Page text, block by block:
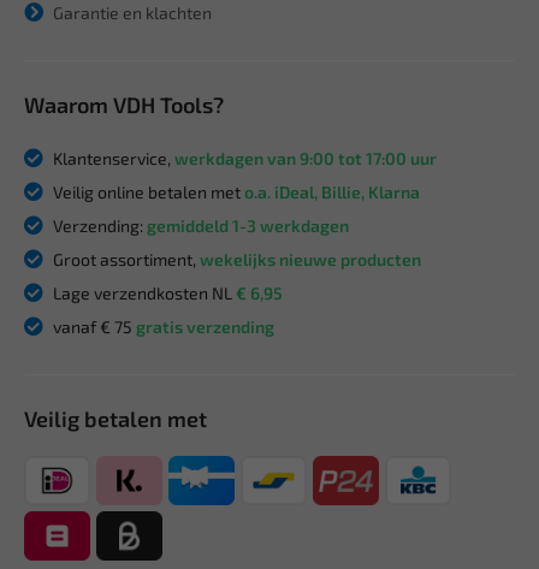
Garantie en klachten
Waarom VDH Tools?
Klantenservice, werkdagen van 9:00 tot 17:00 uur
Veilig online betalen meto.a. iDeal, Billie, Klarna
Verzending: gemiddeld 1-3 werkdagen
Groot assortiment, wekelijks nieuwe producten
Lage verzendkosten NL € 6,95
vanaf € 75 gratis verzending
Veilig betalen met